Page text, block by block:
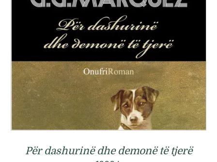
Për dashurinë dhe demonë të tjerë